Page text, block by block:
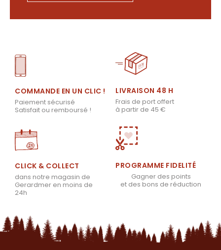
COMMANDE EN UN CLIC !
Paiement sécurisé
Satisfait ou remboursé !
LIVRAISON 48 H
Frais de port offert
à partir de 45 €
CLICK & COLLECT
dans notre magasin de
Gerardmer en moins de
24h
PROGRAMME FIDELITÉ
Gagner des points
et des bons de réduction